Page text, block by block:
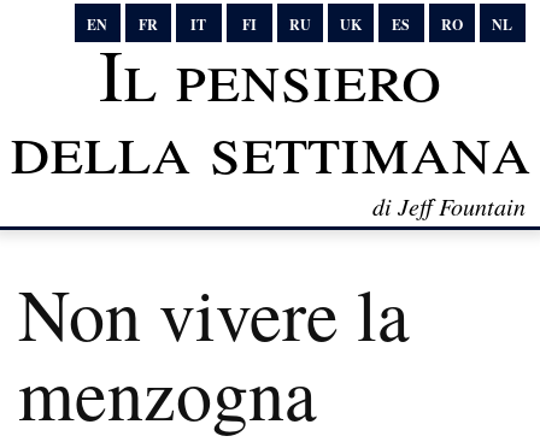
EN FR IT FI RU UK ES RO NL
Il pensiero
della settimana
di Jeff Fountain
Non vivere la
menzogna